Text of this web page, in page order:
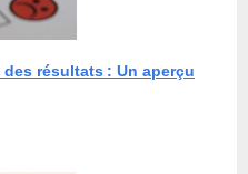
résultats : Un aperçu